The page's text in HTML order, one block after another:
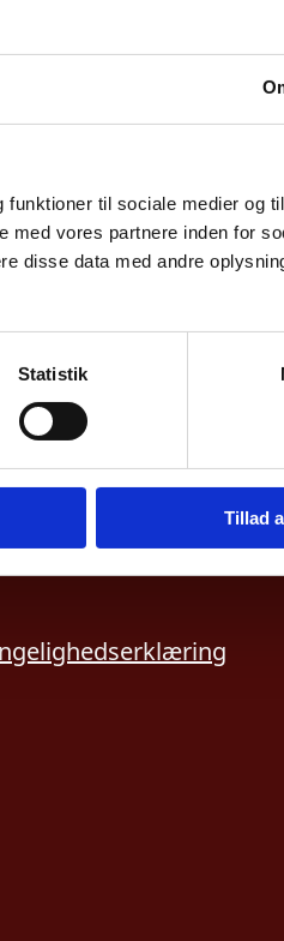
til sociale medier og
vores partnere inden for
disse data med andre
Statistik
Tillad
når du rejser til